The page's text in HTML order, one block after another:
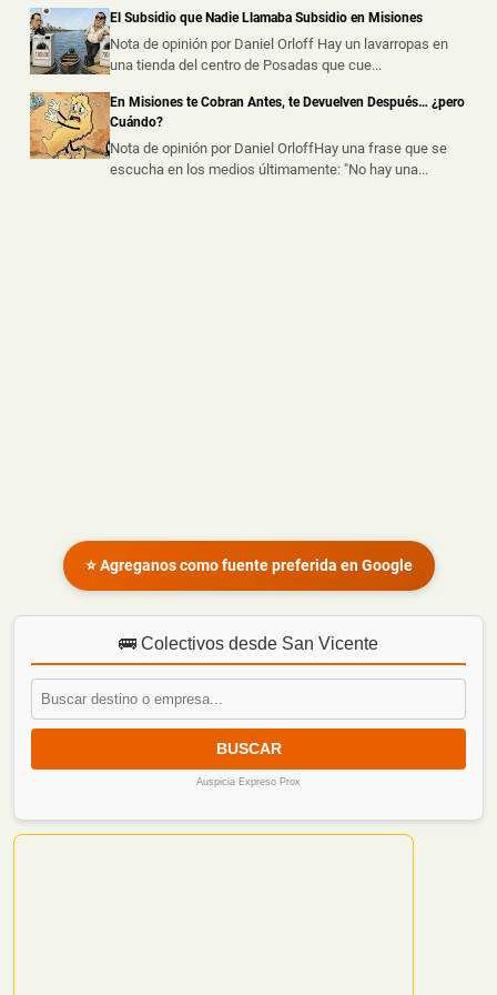
Un Accidente Laboral Durante la Poda de un Árbol
dejó a un Trabajador Gravemente Herido
📅 5 ago 2026
Un trabajador sufrió graves lesiones tras caer desde
varios metros de altura mie...
El Subsidio que Nadie Llamaba Subsidio en Misiones
Nota de opinión por Daniel Orloff Hay un lavarropas en
una tienda del centro de Posadas que cue...
En Misiones te Cobran Antes, te Devuelven Después… ¿pero
Cuándo?
Nota de opinión por Daniel OrloffHay una frase que se
escucha en los medios últimamente: "No hay una...
⭐ Agreganos como fuente preferida en Google
🚌 Colectivos desde San Vicente
BUSCAR
Auspicia Expreso Prox